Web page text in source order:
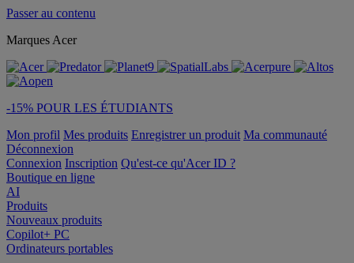
Passer au contenu
Marques Acer
-15% POUR LES ÉTUDIANTS
Mon profil Mes produits Enregistrer un produit Ma communauté
Déconnexion
Connexion Inscription Qu'est-ce qu'Acer ID ?
Boutique en ligne
AI
Produits
Nouveaux produits
Copilot+ PC
Ordinateurs portables